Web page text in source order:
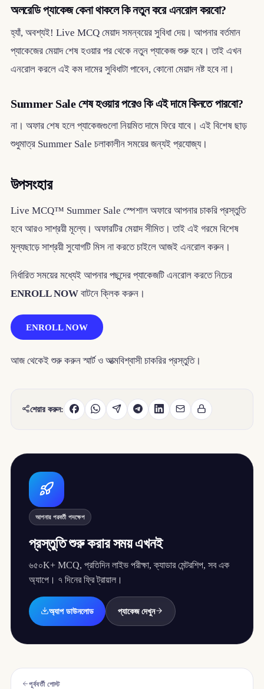
অলরেডি প্যাকেজ কেনা থাকলে কি নতুন করে এনরোল করবো?
হ্যাঁ, অবশ্যই! Live MCQ মেয়াদ সমন্বয়ের সুবিধা দেয়। আপনার বর্তমান
প্যাকেজের মেয়াদ শেষ হওয়ার পর থেকে নতুন প্যাকেজ শুরু হবে। তাই এখন
এনরোল করলে এই কম দামের সুবিধাটা পাবেন, কোনো মেয়াদ নষ্ট হবে না।
Summer Sale শেষ হওয়ার পরেও কি এই দামে কিনতে পারবো?
না। অফার শেষ হলে প্যাকেজগুলো নিয়মিত দামে ফিরে যাবে। এই বিশেষ ছাড়
শুধুমাত্র Summer Sale চলাকালীন সময়ের জন্যই প্রযোজ্য।
উপসংহার
Live MCQ™ Summer Sale স্পেশাল অফারে আপনার চাকরি প্রস্তুতি
হবে আরও সাশ্রয়ী মূল্যে। অফারটির মেয়াদ সীমিত। তাই এই গরমে বিশেষ
মূল্যছাড়ে সাশ্রয়ী সুযোগটি মিস না করতে চাইলে আজই এনরোল করুন।
নির্ধারিত সময়ের মধ্যেই আপনার পছন্দের প্যাকেজটি এনরোল করতে নিচের
ENROLL NOWবাটনে ক্লিক করুন।
ENROLL NOW
আজ থেকেই শুরু করুন স্মার্ট ও আত্মবিশ্বাসী চাকরির প্রস্তুতি।
শেয়ার করুন:
আপনার পরবর্তী পদক্ষেপ
প্রস্তুতি শুরু করার সময় এখনই
৬৫০K+ MCQ, প্রতিদিন লাইভ পরীক্ষা, ক্যাডার মেন্টরশিপ, সব এক
অ্যাপে। ৭ দিনের ফ্রি ট্রায়াল।
অ্যাপ ডাউনলোড প্যাকেজ দেখুন
পূর্ববর্তী পোস্ট